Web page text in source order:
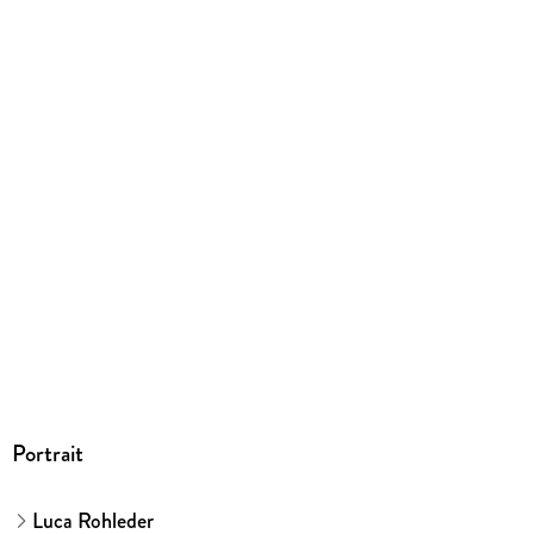
Portrait
Luca Rohleder